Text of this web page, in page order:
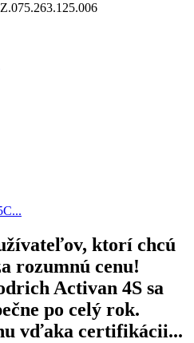
ktorí chcú
rozumnú cenu!
Activan 4S sa
po celý rok.
vďaka certifikácii...